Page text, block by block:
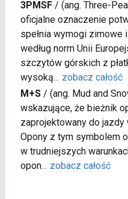
3PMSF/ (ang. Three-
oficjalne oznaczenie
spełnia wymogi zimowe
według norm Unii
szczytów górskich z
wysoką... zobacz całość
M+S/ (ang. Mud and
wskazujące, że bieżnik
zaprojektowany do jazdy
Opony z tym symbolem
w trudniejszych
opon... zobacz całość